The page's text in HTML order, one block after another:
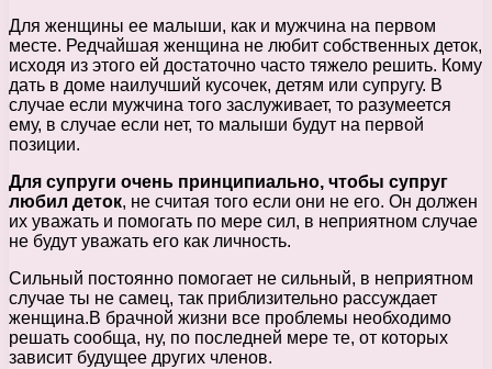
Для женщины ее малыши, как и мужчина на первом
месте. Редчайшая женщина не любит собственных деток,
исходя из этого ей достаточно часто тяжело решить. Кому
дать в доме наилучший кусочек, детям или супругу. В
случае если мужчина того заслуживает, то разумеется
ему, в случае если нет, то малыши будут на первой
позиции.
Для супруги очень принципиально, чтобы супруг
любил деток, не считая того если они не его. Он должен
их уважать и помогать по мере сил, в неприятном случае
не будут уважать его как личность.
Сильный постоянно помогает не сильный, в неприятном
случае ты не самец, так приблизительно рассуждает
женщина.В брачной жизни все проблемы необходимо
решать сообща, ну, по последней мере те, от которых
зависит будущее других членов.